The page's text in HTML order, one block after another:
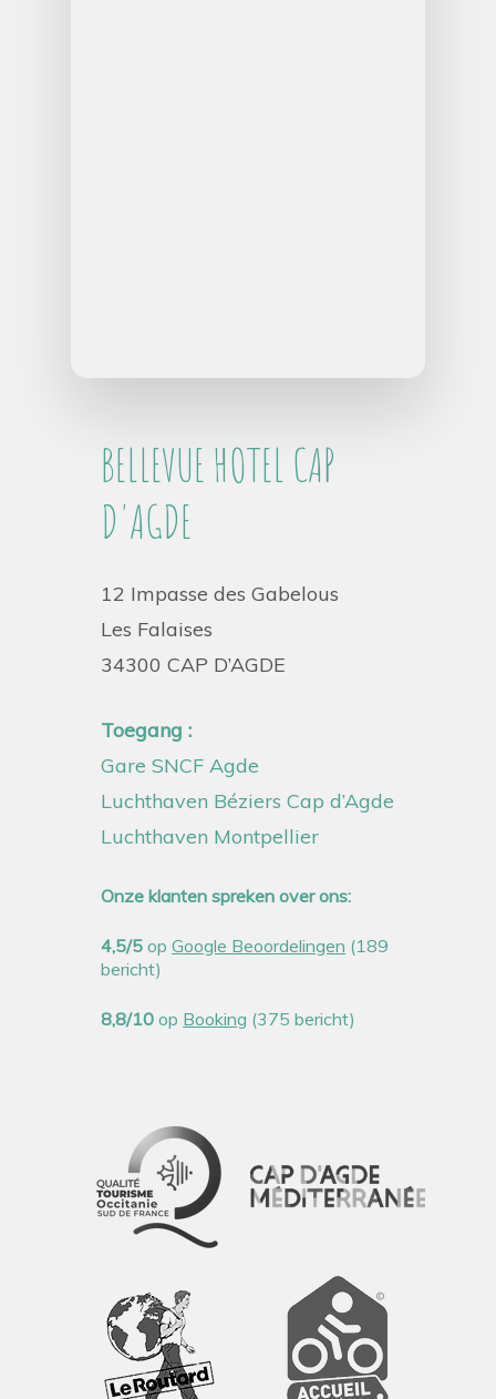
BELLEVUE HOTEL CAP
D'AGDE
12 Impasse des Gabelous
Les Falaises
34300 CAP D’AGDE
Toegang :
Gare SNCF Agde
Luchthaven Béziers Cap d’Agde
Luchthaven Montpellier
Onze klanten spreken over ons:
4,5/5 opGoogle Beoordelingen (189
bericht)
8,8/10 op Booking (375 bericht)